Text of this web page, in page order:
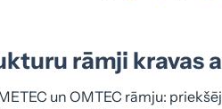
rāmji kravas
un OMTEC rāmju: